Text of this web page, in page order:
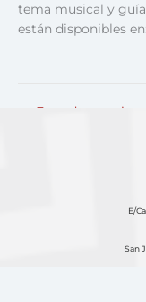
tema musical y
están disponibles
Entrada anterior
E/
San